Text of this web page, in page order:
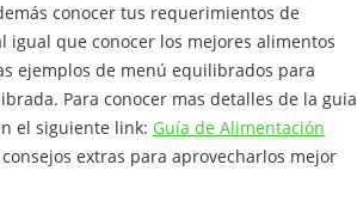
conocer tus requerimientos de
igual que conocer los mejores alimentos
ejemplos de menú equilibrados para
Para conocer mas detalles de la guia
el siguiente link: Guía de Alimentación
extras para aprovecharlos mejor